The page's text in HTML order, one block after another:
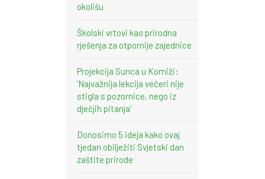
okolišu
Školski vrtovi kao prirodna
rješenja za otpornije zajednice
Projekcija Sunca u Komiži:
‘Najvažnija lekcija večeri nije
stigla s pozornice, nego iz
dječjih pitanja’
Donosimo 5 ideja kako ovaj
tjedan obilježiti Svjetski dan
zaštite prirode